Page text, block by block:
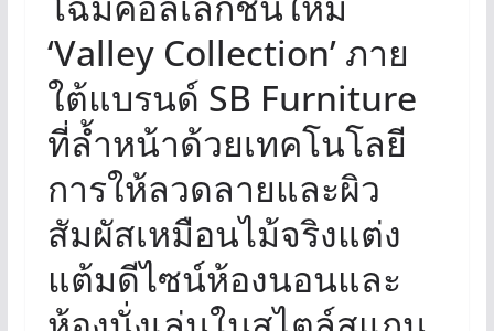
‘Valley Collection’ ภาย
ใต้แบรนด์ SB Furniture
ที่ล้ำหน้าด้วยเทคโนโลยี
การให้ลวดลายและผิว
สัมผัสเหมือนไม้จริงแต่ง
แต้มดีไซน์ห้องนอนและ